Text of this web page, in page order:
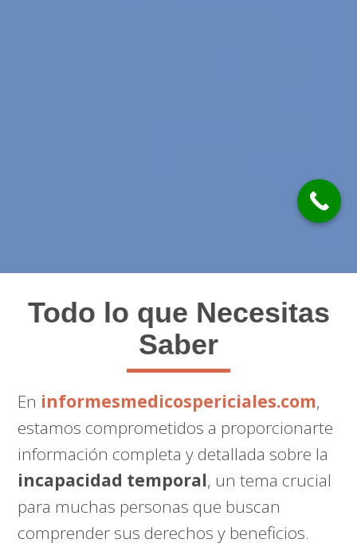
Todo lo que Necesitas
Saber
En informesmedicospericiales.com,
estamos comprometidos a proporcionarte
información completa y detallada sobre la
incapacidad temporal, un tema crucial
para muchas personas que buscan
comprender sus derechos y beneficios.